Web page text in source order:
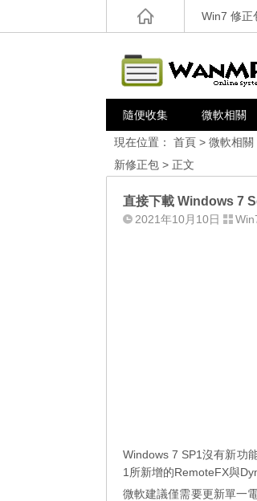
Win7 修正
隨便收集 微軟相關
現在位置： 首頁 > 微軟相關
新修正包 > 正文
直接下載 Windows 7
2021年10月10日
Windows 7 SP1沒有新功
1所新增的RemoteFX與
微軟建議僅需要更新單一